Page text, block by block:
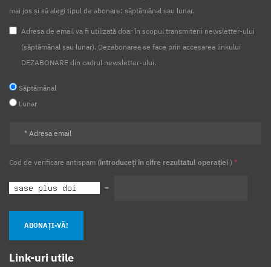
mai jos și să alegi tipul de abonare: săptămânal sau lunar.
Adresa de email va fi utilizată doar în scopul transmiterii newsletter-ului
(săptămânal sau lunar). Dezabonarea se face prin accesarea linkului
DEZABONARE din cadrul newsletter-ului.
Săptămânal
Lunar
Cod de verificare antispam (introduceți în cifre rezultatul operației ) *
=
ABONAȚI-VĂ!
Link-uri utile